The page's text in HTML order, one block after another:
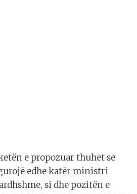
e propozuar thuhet se
edhe katër ministri
si dhe pozitën e